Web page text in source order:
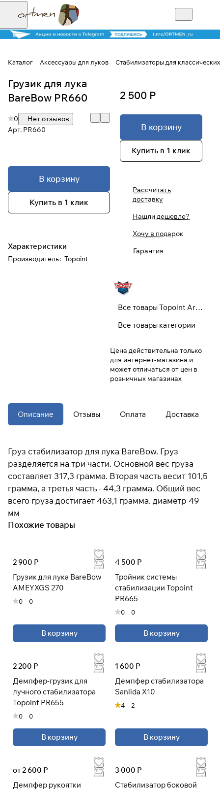
Каталог Аксессуары для луков Стабилизаторы для
Грузик для лука
BareBow PR660
0
Нет отзывов
Арт. PR660
В корзину
Купить в 1 клик
Характеристики
Производитель: Topoint
2 500 Р
В корзину
Купить в 1 клик
Рассчитать
доставку
Нашли дешевле?
Хочу в подарок
Гарантия
Все товары Topoint Archery
Все товары категории
Цена действительна только
для интернет-магазина и
может отличаться от цен в
розничных магазинах
Описание Отзывы Оплата Доставка
Груз стабилизатор для лука BareBow. Груз
разделяется на три части. Основной вес груза
составляет 317,3 грамма. Вторая часть весит 101,5
грамма, а третья часть - 44,3 грамма. Общий вес
всего груза достигает 463,1 грамма. диаметр 49
мм
Похожие товары
2 900 Р
Грузик для лука BareBow
AMEYXGS 270
0 0
В корзину
4 500 Р
Тройник системы
стабилизации Topoint
PR665
0 0
В корзину
2 200 Р
Демпфер-грузик для
лучного стабилизатора
Topoint PR655
0 0
В корзину
1 600 Р
Демпфер стабилизатора
Sanlida X10
4 2
В корзину
от 2 600 Р
Демпфер рукоятки
3 000 Р
Стабилизатор боковой
Для клиентов всех банков
Разбейте
оплату на части
Добавляйте товары
в корзину
При оформлении заказа
выберите метод оплатыПЛАЙТ
Оплачивайте сегодня только
картой любого банка
% будут
с вашей карты
каждые 2 недели
* При оплате черезПЛАЙТ
скидки по купонам не
Подробнее
об оплате Плайтом
plait.ru